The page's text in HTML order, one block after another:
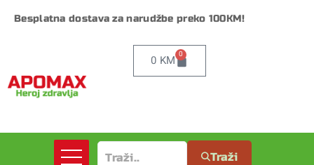
Besplatna dostava za narudžbe preko 100KM!
0 KM 0
Traži